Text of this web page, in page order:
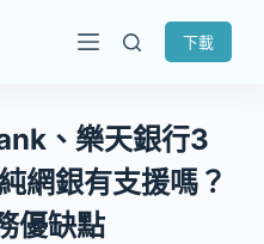
下載
、樂天銀行3
網銀有支援嗎？
優缺點